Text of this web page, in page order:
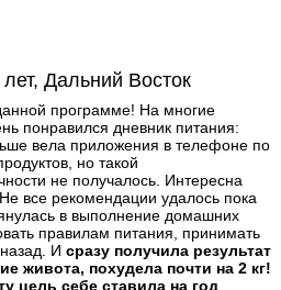
Дальний Восток
программе! На многие
понравился дневник питания:
вела приложения в телефоне по
но такой
не получалось. Интересна
все рекомендации удалось пока
в выполнение домашних
правилам питания, принимать
И сразу получила результат
живота, похудела почти на 2 кг!
цель себе ставила на год